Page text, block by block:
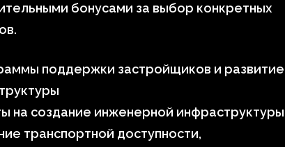
бонусами за выбор конкретных
поддержки застройщиков и развитие
на создание инженерной
транспортной доступности,